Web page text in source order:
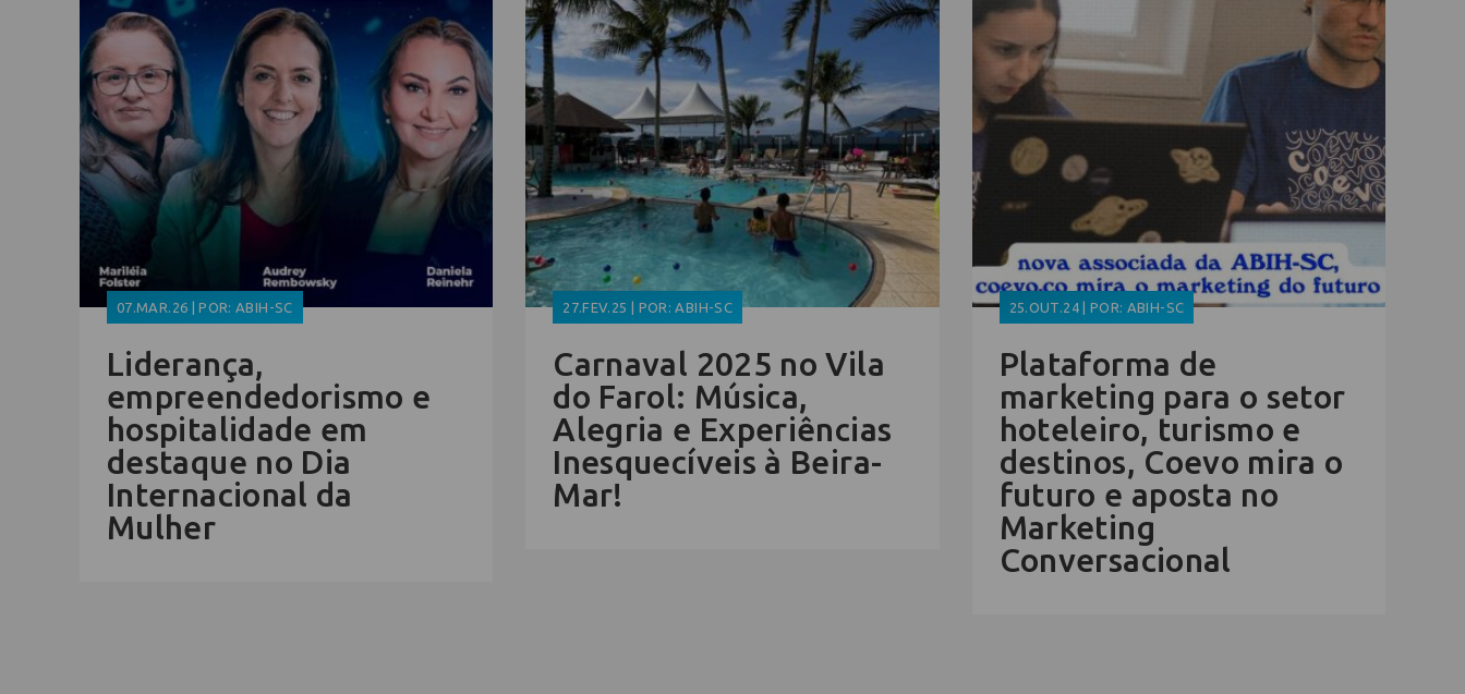
07.MAR.26 | POR: ABIH-SC
Liderança,
empreendedorismo e
hospitalidade em
destaque no Dia
Internacional da
Mulher
27.FEV.25 | POR: ABIH-SC
Carnaval 2025 no Vila
do Farol: Música,
Alegria e Experiências
Inesquecíveis à Beira-
Mar!
25.OUT.24 | POR: ABIH-SC
Plataforma de
marketing para o setor
hoteleiro, turismo e
destinos, Coevo mira o
futuro e aposta no
Marketing
Conversacional